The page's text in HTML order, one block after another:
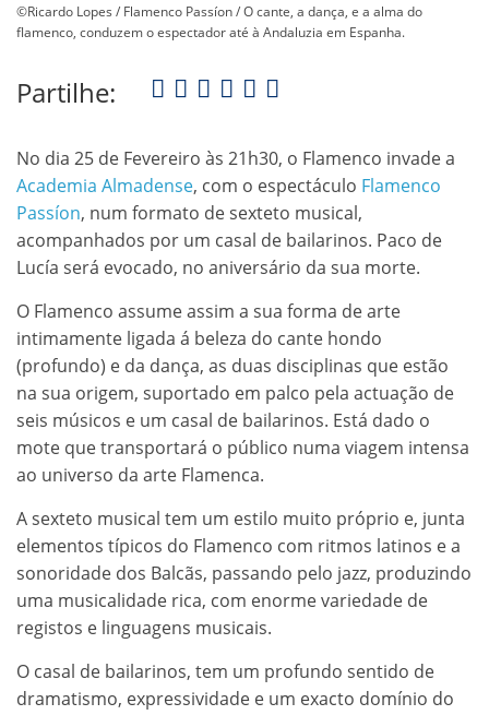
©Ricardo Lopes / Flamenco Passíon / O cante, a dança, e a alma do
flamenco, conduzem o espectador até à Andaluzia em Espanha.
Partilhe:
No dia 25 de Fevereiro às 21h30, o Flamenco invade a
Academia Almadense, com o espectáculo Flamenco
Passíon, num formato de sexteto musical,
acompanhados por um casal de bailarinos. Paco de
Lucía será evocado, no aniversário da sua morte.
O Flamenco assume assim a sua forma de arte
intimamente ligada á beleza do cante hondo
(profundo) e da dança, as duas disciplinas que estão
na sua origem, suportado em palco pela actuação de
seis músicos e um casal de bailarinos. Está dado o
mote que transportará o público numa viagem intensa
ao universo da arte Flamenca.
A sexteto musical tem um estilo muito próprio e, junta
elementos típicos do Flamenco com ritmos latinos e a
sonoridade dos Balcãs, passando pelo jazz, produzindo
uma musicalidade rica, com enorme variedade de
registos e linguagens musicais.
O casal de bailarinos, tem um profundo sentido de
dramatismo, expressividade e um exacto domínio do